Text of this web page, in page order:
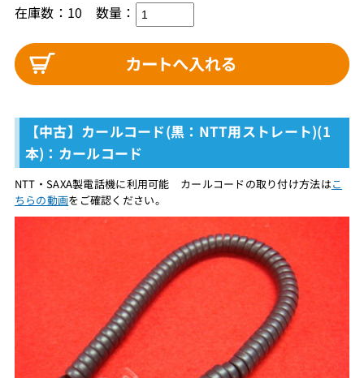
在庫数：10 数量：
【中古】カールコード(黒：NTT用ストレート)(1
本)：カールコード
NTT・SAXA製電話機に利用可能 カールコードの取り付け方法はこ
ちらの動画をご確認ください。